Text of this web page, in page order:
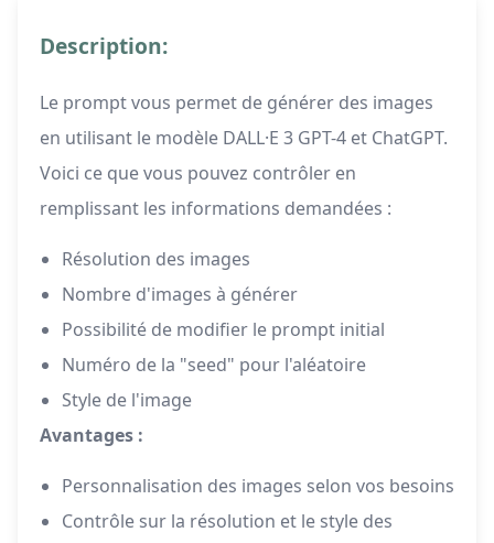
Description:
Le prompt vous permet de générer des images
en utilisant le modèle DALL·E 3 GPT-4 et ChatGPT.
Voici ce que vous pouvez contrôler en
remplissant les informations demandées :
Résolution des images
Nombre d'images à générer
Possibilité de modifier le prompt initial
Numéro de la "seed" pour l'aléatoire
Style de l'image
Avantages :
Personnalisation des images selon vos besoins
Contrôle sur la résolution et le style des